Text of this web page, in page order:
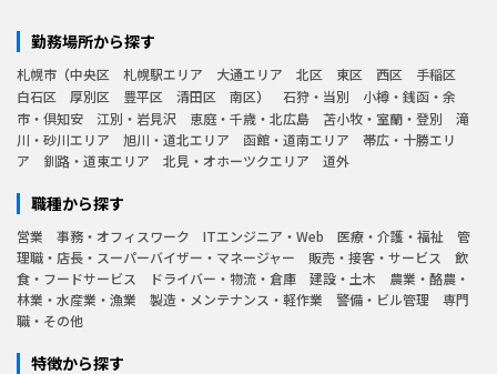
勤務場所から探す
札幌市 中央区 札幌駅エリア 大通エリア 北区 東区 西区
手稲区
白石区
厚別区 豊平区 清田区 南区 石狩・当別
小樽・銭函・余
市・倶知安
江別・岩見沢 恵庭・千歳・北広島 苫小牧・室蘭・登別
滝
川・砂川エリア
旭川・道北エリア 函館・道南エリア
帯広・十勝エリ
ア
釧路・道東エリア 北見・オホーツクエリア 道外
職種から探す
営業 事務・オフィスワーク ITエンジニア・Web 医療・介護・福祉
管
理職・店長・スーパーバイザー・マネージャー
販売・接客・サービス
飲
食・フードサービス
ドライバー・物流・倉庫 建設・土木
農業・酪農・
林業・水産業・漁業
製造・メンテナンス・軽作業 警備・ビル管理
専門
職・その他
特徴から探す